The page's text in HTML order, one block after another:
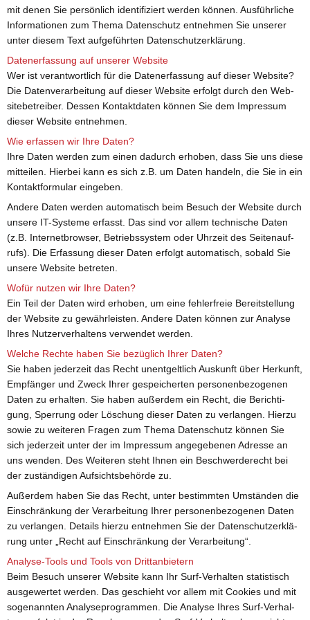
mit denen Sie per­sön­lich iden­ti­fi­ziert wer­den kön­nen. Aus­führ­li­che
In­for­ma­tio­nen zum Thema Da­ten­schutz ent­neh­men Sie un­se­rer
unter die­sem Text auf­ge­führ­ten Da­ten­schutz­er­klä­rung.
Da­ten­er­fas­sung auf un­se­rer Web­site
Wer ist ver­ant­wort­lich für die Da­ten­er­fas­sung auf die­ser Web­site?
Die Da­ten­ver­ar­bei­tung auf die­ser Web­site er­folgt durch den Web­
site­be­trei­ber. Des­sen Kon­takt­da­ten kön­nen Sie dem Im­pres­sum
die­ser Web­site ent­neh­men.
Wie er­fas­sen wir Ihre Daten?
Ihre Daten wer­den zum einen da­durch er­ho­ben, dass Sie uns diese
mit­tei­len. Hier­bei kann es sich z.B. um Daten han­deln, die Sie in ein
Kon­takt­for­mu­lar ein­ge­ben.
An­de­re Daten wer­den au­to­ma­tisch beim Be­such der Web­site durch
un­se­re IT-Sys­te­me er­fasst. Das sind vor allem tech­ni­sche Daten
(z.B. In­ter­net­brow­ser, Be­triebs­sys­tem oder Uhr­zeit des Sei­ten­auf­
rufs). Die Er­fas­sung die­ser Daten er­folgt au­to­ma­tisch, so­bald Sie
un­se­re Web­site be­tre­ten.
Wofür nut­zen wir Ihre Daten?
Ein Teil der Daten wird er­ho­ben, um eine feh­ler­freie Be­reit­stel­lung
der Web­site zu ge­währ­leis­ten. An­de­re Daten kön­nen zur Ana­ly­se
Ihres Nut­zer­ver­hal­tens ver­wen­det wer­den.
Wel­che Rech­te haben Sie be­züg­lich Ihrer Daten?
Sie haben je­der­zeit das Recht un­ent­gelt­lich Aus­kunft über Her­kunft,
Emp­fän­ger und Zweck Ihrer ge­spei­cher­ten per­so­nen­be­zo­ge­nen
Daten zu er­hal­ten. Sie haben au­ßer­dem ein Recht, die Be­rich­ti­
gung, Sper­rung oder Lö­schung die­ser Daten zu ver­lan­gen. Hier­zu
sowie zu wei­te­ren Fra­gen zum Thema Da­ten­schutz kön­nen Sie
sich je­der­zeit unter der im Im­pres­sum an­ge­ge­be­nen Adres­se an
uns wen­den. Des Wei­te­ren steht Ihnen ein Be­schwer­de­recht bei
der zu­stän­di­gen Auf­sichts­be­hör­de zu.
Au­ßer­dem haben Sie das Recht, unter be­stimm­ten Um­stän­den die
Ein­schrän­kung der Ver­ar­bei­tung Ihrer per­so­nen­be­zo­ge­nen Daten
zu ver­lan­gen. De­tails hier­zu ent­neh­men Sie der Da­ten­schutz­er­klä­
rung unter „Recht auf Ein­schrän­kung der Ver­ar­bei­tung“.
Ana­ly­se-Tools und Tools von Dritt­an­bie­tern
Beim Be­such un­se­rer Web­site kann Ihr Surf-Ver­hal­ten sta­tis­tisch
aus­ge­wer­tet wer­den. Das ge­schieht vor allem mit Coo­kies und mit
so­ge­nann­ten Ana­ly­se­pro­gram­men. Die Ana­ly­se Ihres Surf-Ver­hal­